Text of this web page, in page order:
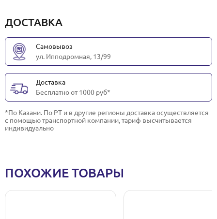
ДОСТАВКА
Самовывоз
ул. Ипподромная, 13/99
Доставка
Бесплатно от 1000 руб*
*По Казани. По РТ и в другие регионы доставка осуществляется
с помощью транспортной компании, тариф высчитывается
индивидуально
ПОХОЖИЕ ТОВАРЫ